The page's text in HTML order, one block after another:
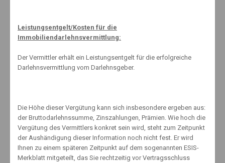
Related Posts
Haben Ostdeutsche das bessere Aktien-
Leistungsentgelt/Kosten für die
Immobiliendarlehnsvermittlung:
Der Vermittler erhält ein Leistungsentgelt für die erfolgreiche
Darlehnsvermittlung vom Darlehnsgeber.
Die Höhe dieser Vergütung kann sich insbesondere ergeben aus:
der Bruttodarlehnssumme, Zinszahlungen, Prämien. Wie hoch die
Vergütung des Vermittlers konkret sein wird, steht zum Zeitpunkt
der Aushändigung dieser Information noch nicht fest. Er wird
Ihnen zu einem späteren Zeitpunkt auf dem sogenannten ESIS-
Merkblatt mitgeteilt, das Sie rechtzeitig vor Vertragsschluss